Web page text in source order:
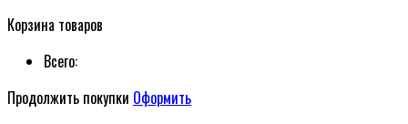
Корзина товаров
Всего:
Продолжить покупки Оформить